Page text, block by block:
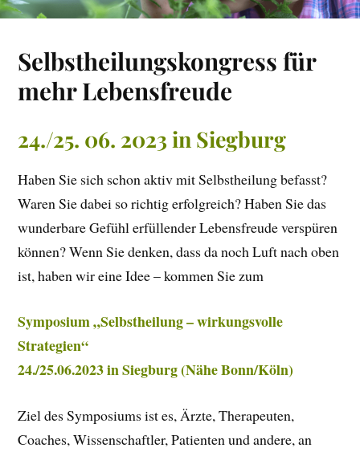
Selbstheilungskongress für
mehr Lebensfreude
24./25. 06. 2023 in Siegburg
Haben Sie sich schon aktiv mit Selbstheilung befasst?
Waren Sie dabei so richtig erfolgreich? Haben Sie das
wunderbare Gefühl erfüllender Lebensfreude verspüren
können? Wenn Sie denken, dass da noch Luft nach oben
ist, haben wir eine Idee – kommen Sie zum
Symposium „Selbstheilung – wirkungsvolle
Strategien“
24./25.06.2023 in Siegburg (Nähe Bonn/Köln)
Ziel des Symposiums ist es, Ärzte, Therapeuten,
Coaches, Wissenschaftler, Patienten und andere, an